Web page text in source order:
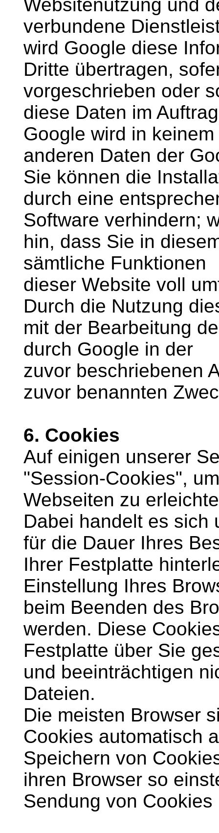
Websitenutzung und
verbundene
wird Google diese
Dritte übertragen,
vorgeschrieben oder
diese Daten im
Google wird in
anderen Daten der
Sie können die
durch eine
Software verhindern;
hin, dass Sie in
sämtliche Funktionen
dieser Website voll
Durch die Nutzung
mit der Bearbeitung
durch Google in der
zuvor beschriebenen
zuvor benannten
6. Cookies
Auf einigen unserer
"Session-Cookies",
Webseiten zu
Dabei handelt es sich
für die Dauer Ihres
Ihrer Festplatte
Einstellung Ihres
beim Beenden des
werden. Diese
Festplatte über Sie
und beeinträchtigen
Dateien.
Die meisten Browser
Cookies automatisch
Speichern von
ihren Browser so
Sendung von Cookies